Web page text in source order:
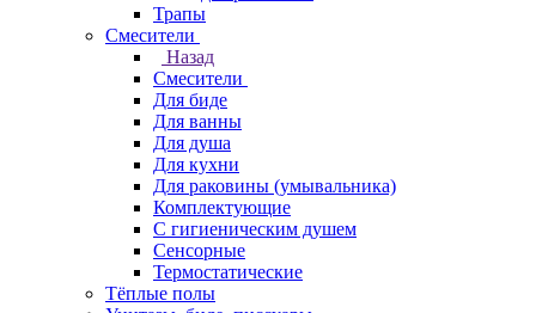
Трапы
Смесители
Назад
Смесители
Для биде
Для ванны
Для душа
Для кухни
Для раковины (умывальника)
Комплектующие
С гигиеническим душем
Сенсорные
Термостатические
Тёплые полы